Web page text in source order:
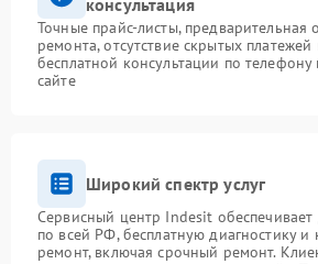
консультация
Точные прайс-листы, предварительная
ремонта, отсутствие скрытых
бесплатной консультации по
сайте
Широкий спектр услуг
Сервисный центр Indesit обеспечивает
по всей РФ, бесплатную диагностику и
ремонт, включая срочный ремонт.